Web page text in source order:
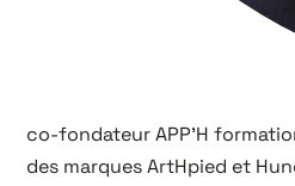
co-fondateur APP’H
des marques ArtHpied et